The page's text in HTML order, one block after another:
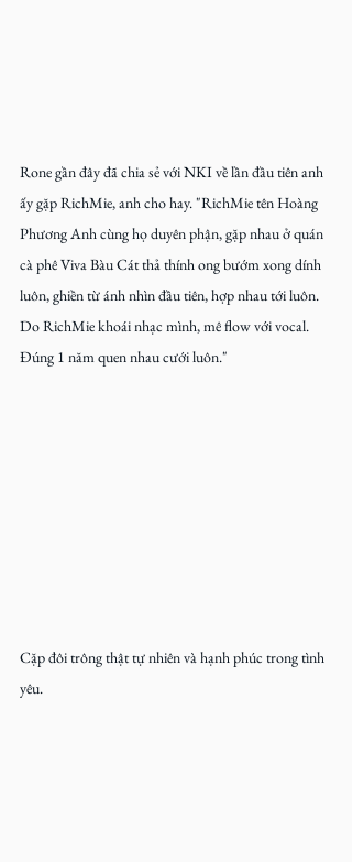
Rone gần đây đã chia sẻ với NKI về lần đầu tiên anh
ấy gặp RichMie, anh cho hay. "RichMie tên Hoàng
Phương Anh cùng họ duyên phận, gặp nhau ở quán
cà phê Viva Bàu Cát thả thính ong bướm xong dính
luôn, ghiền từ ánh nhìn đầu tiên, hợp nhau tới luôn.
Do RichMie khoái nhạc mình, mê flow với vocal.
Đúng 1 năm quen nhau cưới luôn."
Cặp đôi trông thật tự nhiên và hạnh phúc trong tình
yêu.